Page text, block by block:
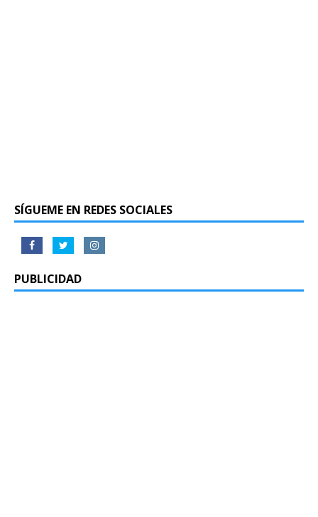
SÍGUEME EN REDES SOCIALES
PUBLICIDAD